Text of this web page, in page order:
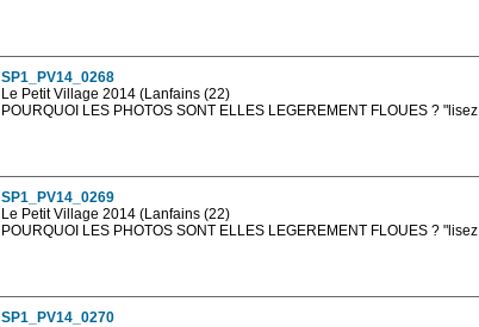
SP1_PV14_0268
Le Petit Village 2014 (Lanfains (22)
POURQUOI LES PHOTOS SONT ELLES LEGEREMENT FLOUES ?
SP1_PV14_0269
Le Petit Village 2014 (Lanfains (22)
POURQUOI LES PHOTOS SONT ELLES LEGEREMENT FLOUES ?
SP1_PV14_0270